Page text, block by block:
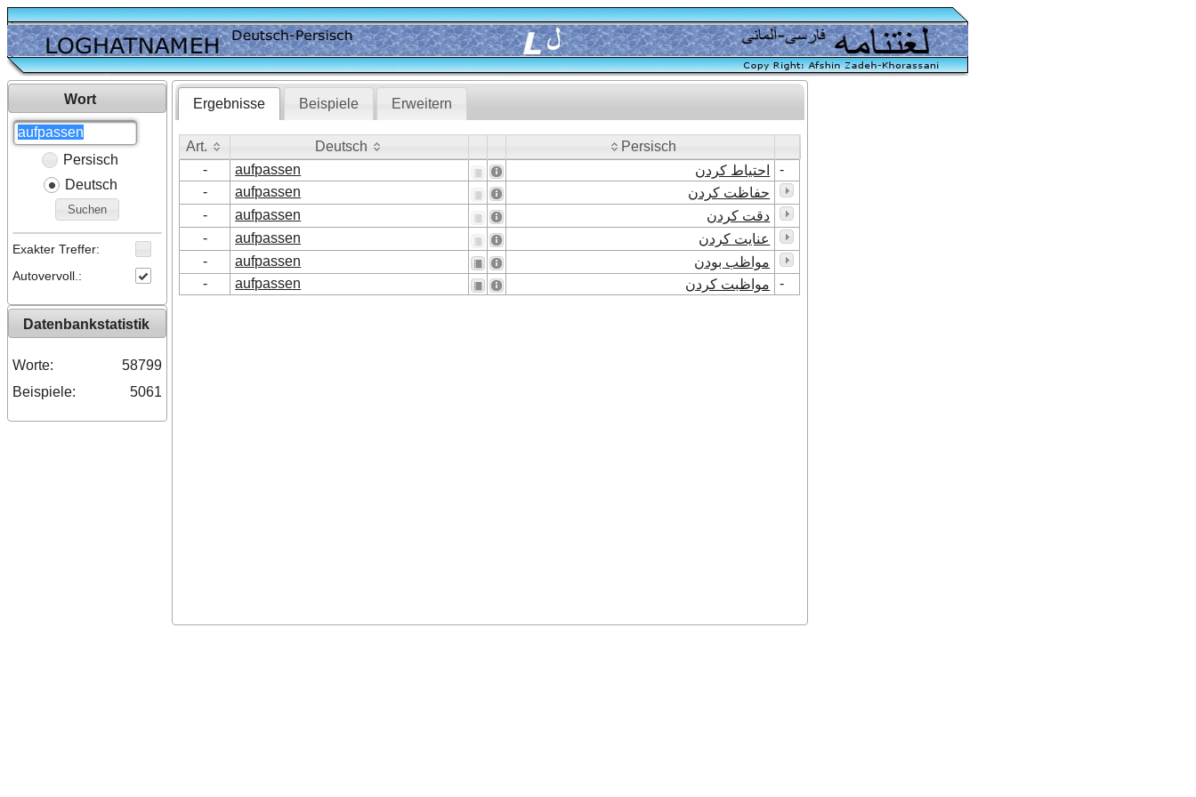
Wort
Persisch
Deutsch
Suchen
Exakter Treffer:
Autovervoll.:
Datenbankstatistik
Worte:
58799
Beispiele:
5061
Ergebnisse Beispiele Erweitern
Art. Deutsch
Persisch
Art.
- aufpassen احتیاط کردن
-
-
aufpassen
حفاظت کردن
-
aufpassen
دقت کردن
-
aufpassen
عنایت کردن
-
aufpassen
مواظب بودن
-
aufpassen مواظبت کردن -